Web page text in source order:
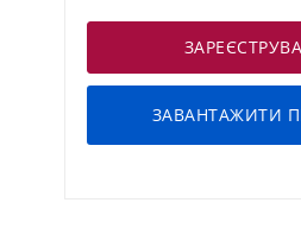
ЗАВАНТАЖИТИ